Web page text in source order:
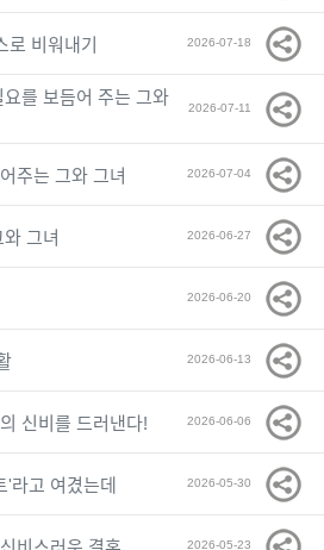
비워내기 2026-07-18
보듬어 주는 그와
2026-07-11
그와 그녀 2026-07-04
그녀 2026-06-27
2026-06-20
2026-06-13
신비를 드러낸다! 2026-06-06
여겼는데 2026-05-30
2026-05-23